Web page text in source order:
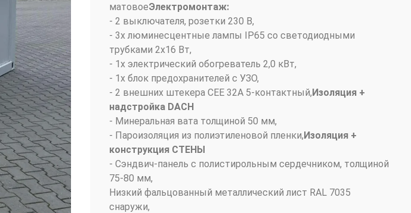
матовоеЭлектромонтаж:
- 2 выключателя, розетки 230 В,
- 3x люминесцентные лампы IP65 со светодиодными
трубками 2x16 Вт,
- 1х электрический обогреватель 2,0 кВт,
- 1x блок предохранителей с УЗО,
- 2 внешних штекера CEE 32A 5-контактный,Изоляция +
надстройка DACH
- Минеральная вата толщиной 50 мм,
- Пароизоляция из полиэтиленовой пленки,Изоляция +
конструкция СТЕНЫ
- Сэндвич-панель с полистирольным сердечником, толщиной
75-80 мм,
Низкий фальцованный металлический лист RAL 7035
снаружи,